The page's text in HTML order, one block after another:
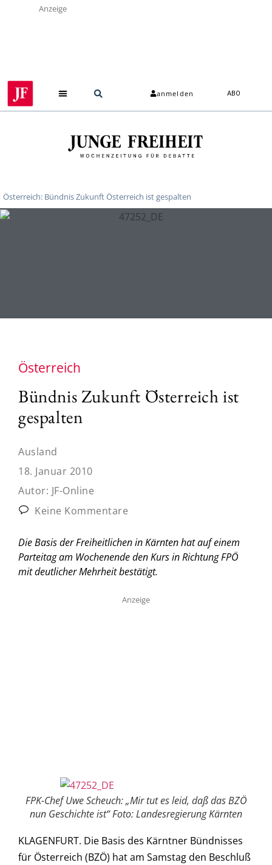
Anzeige
anmelden ABO
Österreich: Bündnis Zukunft Österreich ist gespalten
Österreich
Bündnis Zukunft Österreich ist
gespalten
Ausland
18. Januar 2010
Autor: JF-Online
Keine Kommentare
Die Basis der Freiheitlichen in Kärnten hat auf einem
Parteitag am Wochenende den Kurs in Richtung FPÖ
mit deutlicher Mehrheit bestätigt.
Anzeige
FPK-Chef Uwe Scheuch: „Mir tut es leid, daß das BZÖ
nun Geschichte ist“ Foto: Landesregierung Kärnten
KLAGENFURT. Die Basis des Kärntner Bündnisses
für Österreich (BZÖ) hat am Samstag den Beschluß